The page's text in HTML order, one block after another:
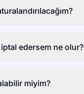
edersem ne olur?
miyim?